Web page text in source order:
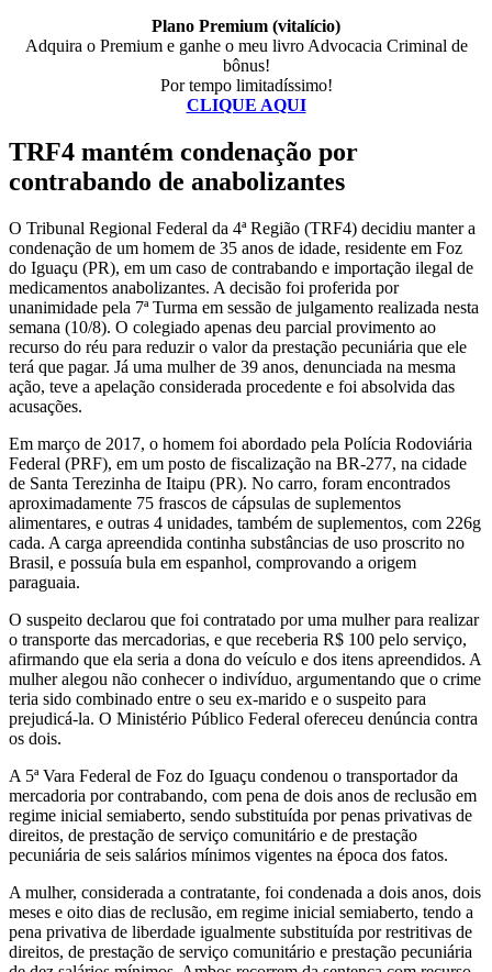
Plano Premium (vitalício)
Adquira o Premium e ganhe o meu livro Advocacia Criminal de
bônus!
Por tempo limitadíssimo!
CLIQUE AQUI
TRF4 mantém condenação por
contrabando de anabolizantes
O Tribunal Regional Federal da 4ª Região (TRF4) decidiu manter a
condenação de um homem de 35 anos de idade, residente em Foz
do Iguaçu (PR), em um caso de contrabando e importação ilegal de
medicamentos anabolizantes. A decisão foi proferida por
unanimidade pela 7ª Turma em sessão de julgamento realizada nesta
semana (10/8). O colegiado apenas deu parcial provimento ao
recurso do réu para reduzir o valor da prestação pecuniária que ele
terá que pagar. Já uma mulher de 39 anos, denunciada na mesma
ação, teve a apelação considerada procedente e foi absolvida das
acusações.
Em março de 2017, o homem foi abordado pela Polícia Rodoviária
Federal (PRF), em um posto de fiscalização na BR-277, na cidade
de Santa Terezinha de Itaipu (PR). No carro, foram encontrados
aproximadamente 75 frascos de cápsulas de suplementos
alimentares, e outras 4 unidades, também de suplementos, com 226g
cada. A carga apreendida continha substâncias de uso proscrito no
Brasil, e possuía bula em espanhol, comprovando a origem
paraguaia.
O suspeito declarou que foi contratado por uma mulher para realizar
o transporte das mercadorias, e que receberia R$ 100 pelo serviço,
afirmando que ela seria a dona do veículo e dos itens apreendidos. A
mulher alegou não conhecer o indivíduo, argumentando que o crime
teria sido combinado entre o seu ex-marido e o suspeito para
prejudicá-la. O Ministério Público Federal ofereceu denúncia contra
os dois.
A 5ª Vara Federal de Foz do Iguaçu condenou o transportador da
mercadoria por contrabando, com pena de dois anos de reclusão em
regime inicial semiaberto, sendo substituída por penas privativas de
direitos, de prestação de serviço comunitário e de prestação
pecuniária de seis salários mínimos vigentes na época dos fatos.
A mulher, considerada a contratante, foi condenada a dois anos, dois
meses e oito dias de reclusão, em regime inicial semiaberto, tendo a
pena privativa de liberdade igualmente substituída por restritivas de
direitos, de prestação de serviço comunitário e prestação pecuniária